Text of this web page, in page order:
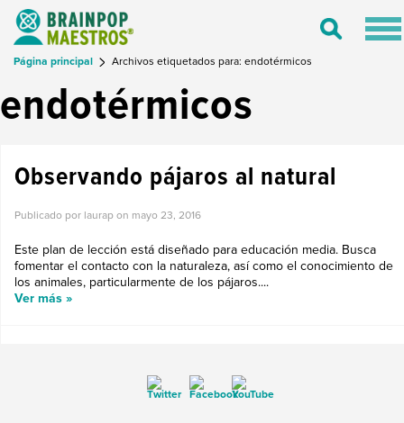
Toggle
Página principal Archivos etiquetados para: endotérmicos
endotérmicos
Observando pájaros al natural
Publicado por laurap on mayo 23, 2016
Este plan de lección está diseñado para educación media. Busca
fomentar el contacto con la naturaleza, así como el conocimiento de
los animales, particularmente de los pájaros....
Ver más »